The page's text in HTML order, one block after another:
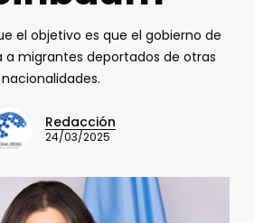
el objetivo es que el gobierno de
a migrantes deportados de otras
nacionalidades.
Redacción
24/03/2025